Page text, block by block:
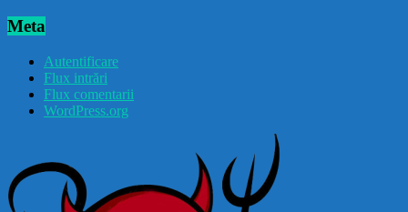
Meta
Autentificare
Flux intrări
Flux comentarii
WordPress.org